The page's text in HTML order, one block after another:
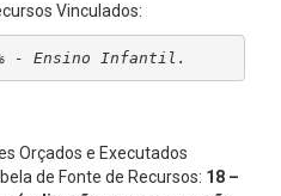
Vinculados:
- Ensino Infantil.
Orçados e Executados
de Fonte de Recursos: 18 –